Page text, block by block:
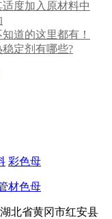
度加入原材料中
道的这里都有！
定剂有哪些?
彩色母
材色母
北省黄冈市红安县